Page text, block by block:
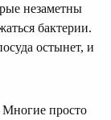
незаметны
бактерии.
остынет, и
Многие просто